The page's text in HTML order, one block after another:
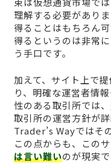
理解する必要があり
得ることはもちろん
得るというのは非常
う手口です。
加えて、サイト上で
り、明確な運営者情
性のある取引所では
取引所の運営方針が
Trader’s Wayではそ
この点からも、この
は言い難いのが現実で